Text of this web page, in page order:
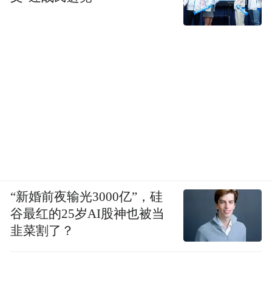
“新婚前夜输光3000亿”，硅
谷最红的25岁AI股神也被当
韭菜割了？